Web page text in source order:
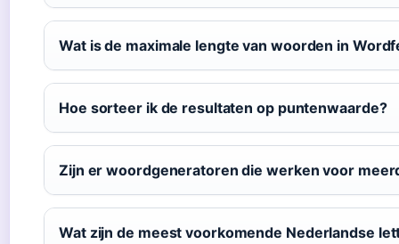
Wat is de maximale lengte van woorden in
Hoe sorteer ik de resultaten op puntenwaarde?
Zijn er woordgeneratoren die werken voor
Wat zijn de meest voorkomende Nederlandse